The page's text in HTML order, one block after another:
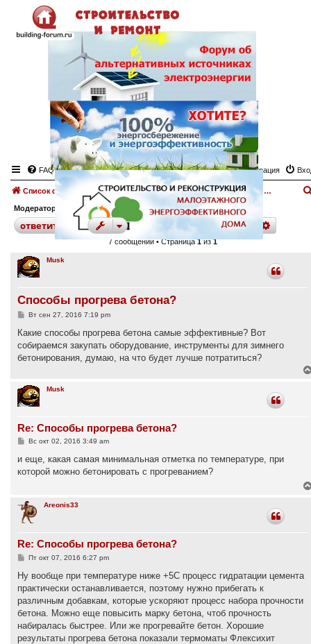
FAQ Регистрация
Список форумов Бетон, кирпич, цемент. Форум "Бетон, кирпич, цемент"
Модератор: angeltash
ответить поиск
7 сообщений • Страница1из1
Musk
Способы прогрева бетона?
С
о
щ
е
Вт сен 27, 2016 7:19 pm
Какие способы прогрева бетона самые эффективные? Вот
собираемся закупать оборудование, инструменты для зимнего
бетонирования, думаю, на что будет лучше потратиться?
Musk
Re: Способы прогрева бетона?
С
о
щ
е
Вс окт 02, 2016 3:49 am
и еще, какая самая минимальная отметка по температуре, при
которой можно бетонировать с прогреванием?
Areonis33
Re: Способы прогрева бетона?
С
о
б
щ
е
и
е
Пт окт 07, 2016 6:27 pm
Ну вообще при температуре ниже +5С процесс гидратации цемента
практически останавливается, поэтому нужно прибегать к
различным добавкам, которые ускоряют процесс набора прочности
бетона. Можно еще повысить марку бетона, чтоб прочность
набиралась быстрее. Или же прогревайте бетон. Хорошие
результаты прогрева бетона показали термоматы Флексихит